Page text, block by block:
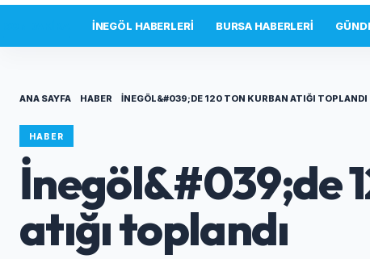
İNEGÖL HABERLERI BURSA HABERLERI
ANA SAYFA HABER İNEGÖL&#039;DE 120 TON KURBAN ATIĞI TOPLANDI
HABER
İnegöl&#039;de
atığı toplandı